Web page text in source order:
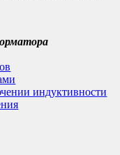
индуктивности